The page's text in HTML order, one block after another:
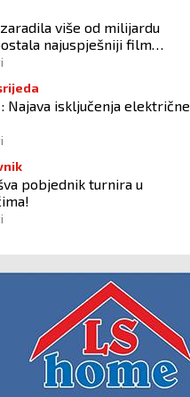
više od milijardu
najuspješniji film
Nolana
Najava isključenja električne
pobjednik turnira u